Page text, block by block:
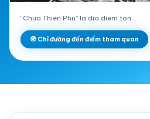
“Chua Thien Phu” la dia diem ton…
🧭 Chỉ đường đến điểm tham quan